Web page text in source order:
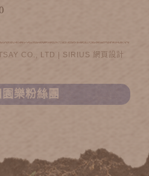
CO., LTD | SIRIUS 網頁設計
園樂粉絲團